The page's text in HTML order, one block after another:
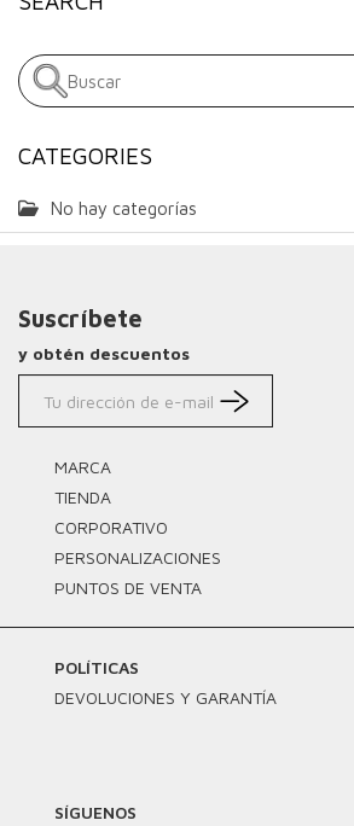
CATEGORIES
No hay categorías
Suscríbete
y obtén descuentos
MARCA
TIENDA
CORPORATIVO
PERSONALIZACIONES
PUNTOS DE VENTA
POLÍTICAS
DEVOLUCIONES Y GARANTÍA
SÍGUENOS